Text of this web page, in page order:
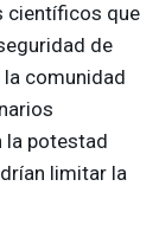
científicos que
de
la comunidad
la potestad
limitar la